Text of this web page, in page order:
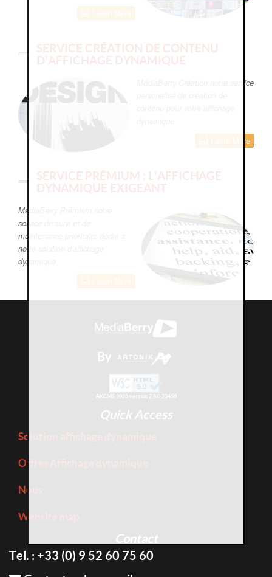
SERVICE CRÉATION DE CONTENU
D'AFFICHAGE DYNAMIQUE
MédiaBerry Création notre service
Learn More
SERVICE PRÉMIUM : L'AFFICHAGE
DYNAMIQUE EXIGEANT
MédiaBerry Prémium notre
service de suivi et de
maintenance prioritaire dédié a
notre solution d'affichage
dynamique
By
AKCMS 2026 version 2.8.0.23450
Quick Access
Solution affichage dynamique
Offres Affichage dynamique
Nous
Website map
Contact
Tel. : +33 (0) 9 52 60 75 60